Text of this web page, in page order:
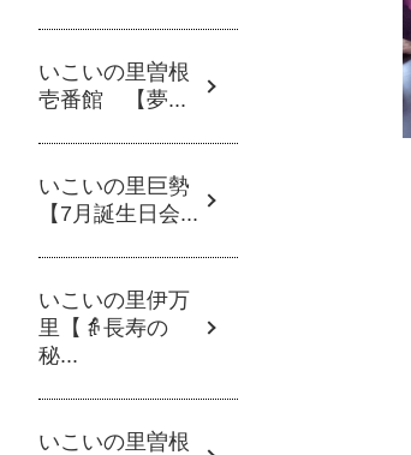
いこいの里曽根
壱番館 【夢...
いこいの里巨勢
【7月誕生日会...
いこいの里伊万
里【👵長寿の
秘...
いこいの里曽根